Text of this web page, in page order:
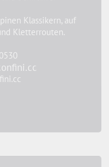
Klassikern, auf
Kletterrouten.